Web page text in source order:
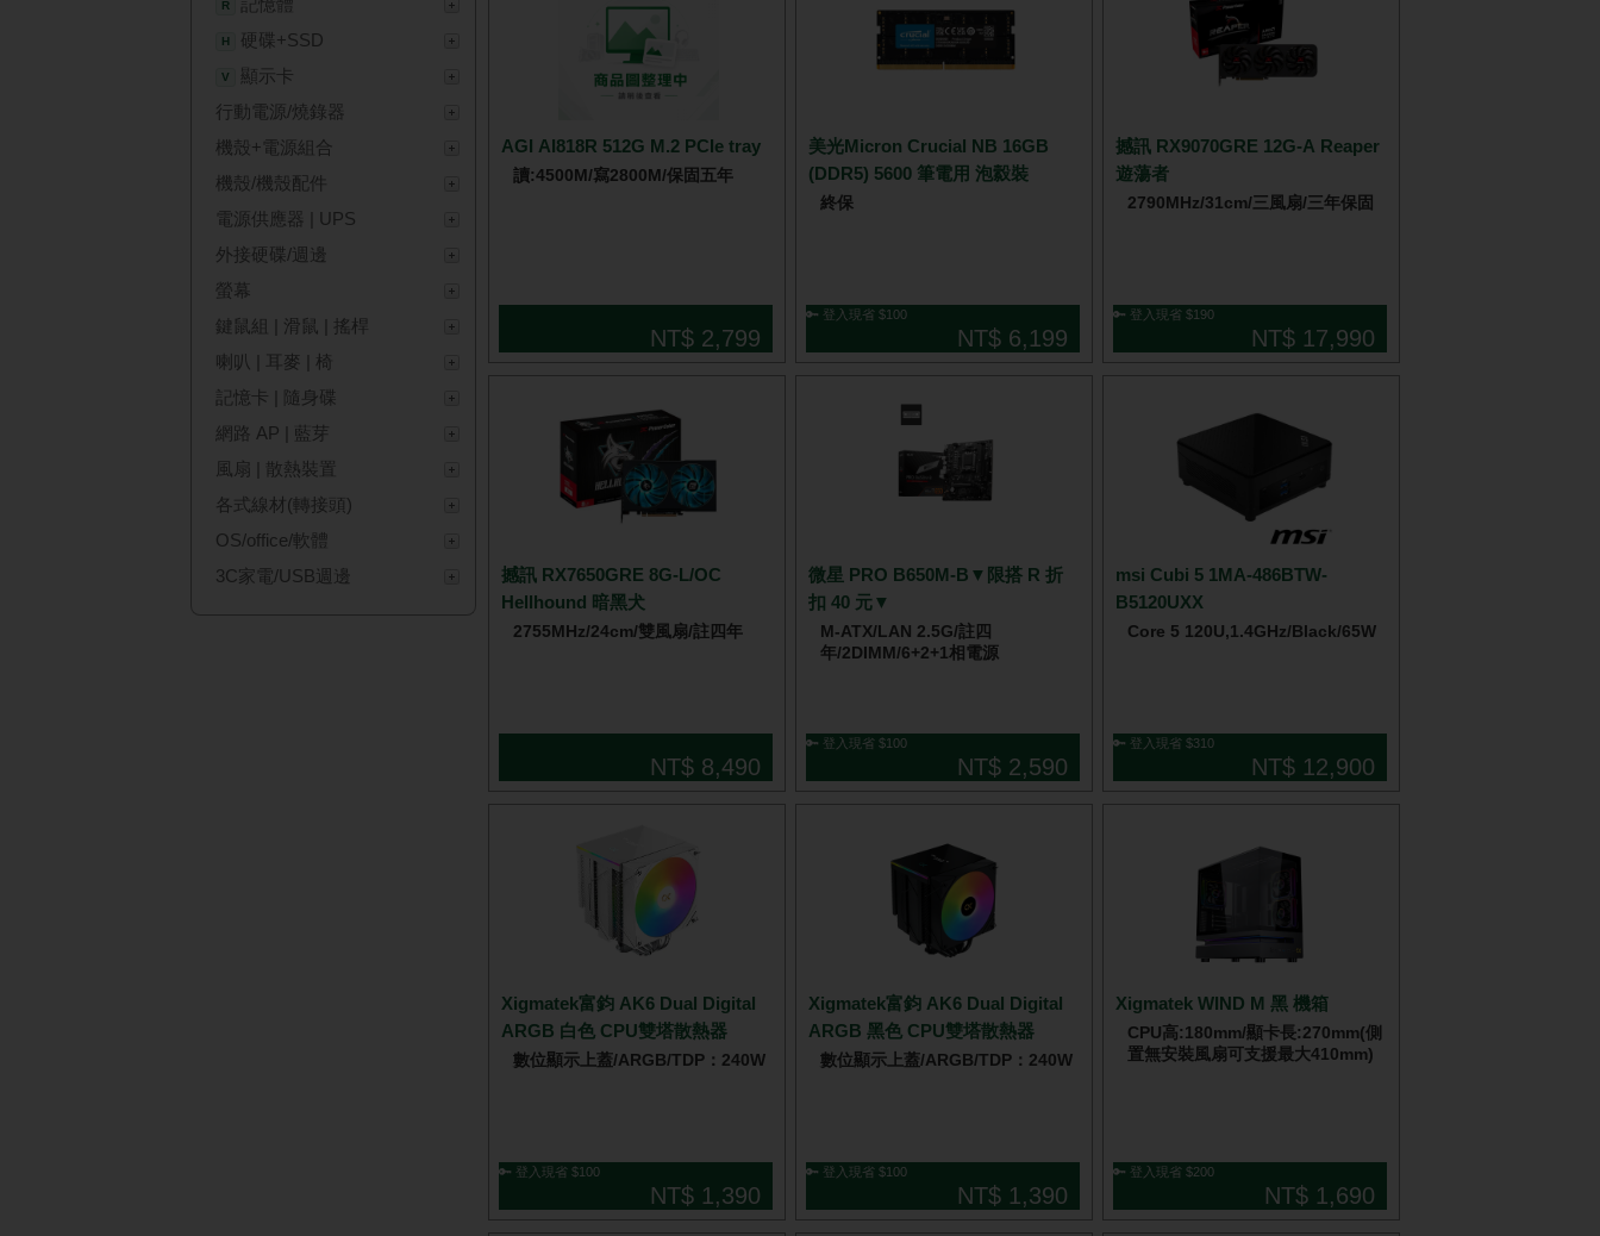
R 記憶體
H 硬碟+SSD
V
顯示卡
行動電源/燒錄器
機殼+電源組合
機殼/機殼配件
電源供應器 | UPS
外接硬碟/週邊
螢幕
鍵鼠組 | 滑鼠 | 搖桿
喇叭 | 耳麥 | 椅
記憶卡 | 隨身碟
網路 AP | 藍芽
風扇 | 散熱裝置
各式線材(轉接頭)
OS/office/軟體
3C家電/USB週邊
AGI AI818R 512G M.2 PCIe tray
讀:4500M/寫2800M/保固五年
NT$ 2,799
美光Micron Crucial NB 16GB
(DDR5) 5600 筆電用 泡縠裝
終保
🔑 登入現省 $100
NT$ 6,199
撼訊 RX9070GRE 12G-A Reaper
遊蕩者
2790MHz/31cm/三風扇/三年保固
🔑 登入現省 $190
NT$ 17,990
撼訊 RX7650GRE 8G-L/OC
Hellhound 暗黑犬
2755MHz/24cm/雙風扇/註四年
NT$ 8,490
微星 PRO B650M-B▼限搭 R 折
扣 40 元▼
M-ATX/LAN 2.5G/註四
年/2DIMM/6+2+1相電源
🔑 登入現省 $100
NT$ 2,590
msi Cubi 5 1MA-486BTW-
B5120UXX
Core 5 120U,1.4GHz/Black/65W
🔑 登入現省 $310
NT$ 12,900
Xigmatek富鈞 AK6 Dual Digital
ARGB 白色 CPU雙塔散熱器
數位顯示上蓋/ARGB/TDP：240W
🔑 登入現省 $100
NT$ 1,390
Xigmatek富鈞 AK6 Dual Digital
ARGB 黑色 CPU雙塔散熱器
數位顯示上蓋/ARGB/TDP：240W
🔑 登入現省 $100
NT$ 1,390
Xigmatek WIND M 黑 機箱
CPU高:180mm/顯卡長:270mm(側
置無安裝風扇可支援最大410mm)
🔑 登入現省 $200
NT$ 1,690